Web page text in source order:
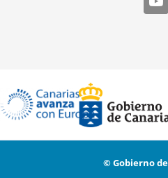
© Gobierno